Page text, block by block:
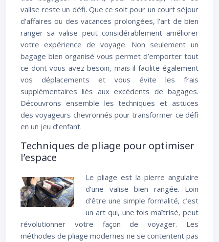
valise reste un défi. Que ce soit pour un court séjour
d’affaires ou des vacances prolongées, l’art de bien
ranger sa valise peut considérablement améliorer
votre expérience de voyage. Non seulement un
bagage bien organisé vous permet d’emporter tout
ce dont vous avez besoin, mais il facilite également
vos déplacements et vous évite les frais
supplémentaires liés aux excédents de bagages.
Découvrons ensemble les techniques et astuces
des voyageurs chevronnés pour transformer ce défi
en un jeu d’enfant.
Techniques de pliage pour optimiser
l’espace
Le pliage est la pierre angulaire
d’une valise bien rangée. Loin
d’être une simple formalité, c’est
un art qui, une fois maîtrisé, peut
révolutionner votre façon de voyager. Les
méthodes de pliage modernes ne se contentent pas